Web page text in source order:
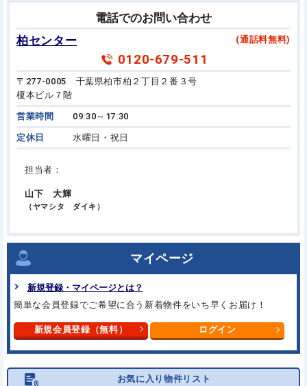
電話でのお問い合わせ
柏センター
(通話料無料)
0120-679-511
〒277-0005 千葉県柏市柏２丁目２番３号
榎本ビル７階
営業時間 09:30～17:30
定休日 水曜日・祝日
担当者：
山下 大輝
（ヤマシタ ダイキ）
マイページ
新規登録・マイページとは？
簡単な会員登録でご希望に合う 新着物件をいち早くお届け！
新規会員登録（無料） ログイン
お気に入り物件リスト